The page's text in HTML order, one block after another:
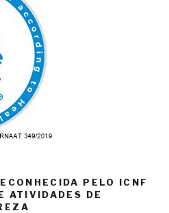
PELO ICNF
ATIVIDADES DE